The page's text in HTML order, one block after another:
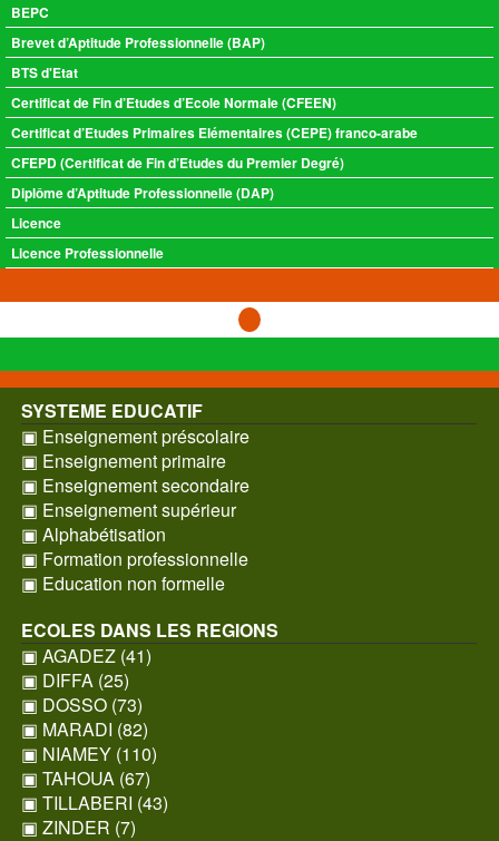
BEPC
Brevet d’Aptitude Professionnelle (BAP)
BTS d'Etat
Certificat de Fin d’Etudes d’Ecole Normale (CFEEN)
Certificat d’Etudes Primaires Elémentaires (CEPE) franco-arabe
CFEPD (Certificat de Fin d’Etudes du Premier Degré)
Diplôme d’Aptitude Professionnelle (DAP)
Licence
Licence Professionnelle
SYSTEME EDUCATIF
▣ Enseignement préscolaire
▣ Enseignement primaire
▣ Enseignement secondaire
▣ Enseignement supérieur
▣ Alphabétisation
▣ Formation professionnelle
▣ Education non formelle
ECOLES DANS LES REGIONS
▣ AGADEZ (41)
▣ DIFFA (25)
▣ DOSSO (73)
▣ MARADI (82)
▣ NIAMEY (110)
▣ TAHOUA (67)
▣ TILLABERI (43)
▣ ZINDER (7)